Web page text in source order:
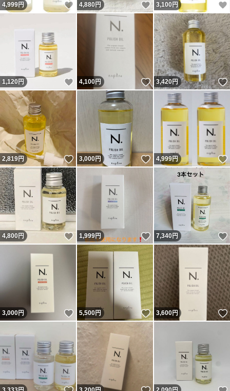
4,999円 いいね！
4,880円 いいね！
3,100 円
1,120 円 いいね！
4,100円 いいね！
3,420円
2,819円 いいね！
3,000円 いいね！
4,999円
4,800円 いいね！
1,999円 いいね！
7,340円
3,000円 いいね！
5,500円 いいね！
3,600円